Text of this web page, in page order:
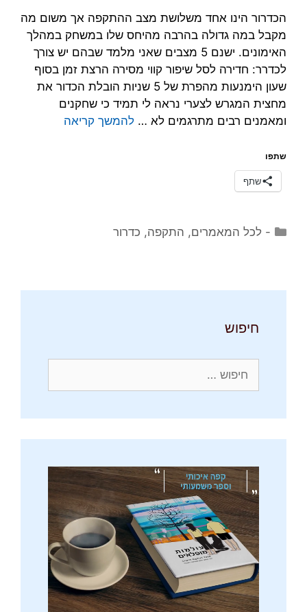
הכדרור הינו אחד משלושת מצב ההתקפה אך משום מה
מקבל במה גדולה בהרבה מהיחס שלו במשחק במהלך
האימונים. ישנם 5 מצבים שאני מלמד שבהם יש צורך
לכדרר: חדירה לסל שיפור קווי מסירה הרצת זמן בסוף
שעון הימנעות מהפרת של 5 שניות הובלת הכדור את
מחצית המגרש לצערי נראה לי תמיד כי שחקנים
ומאמנים רבים מתרגמים לא … להמשך קריאה
שתפו
שתף
קטגוריות
- לכל המאמרים, התקפה, כדרור
חיפוש